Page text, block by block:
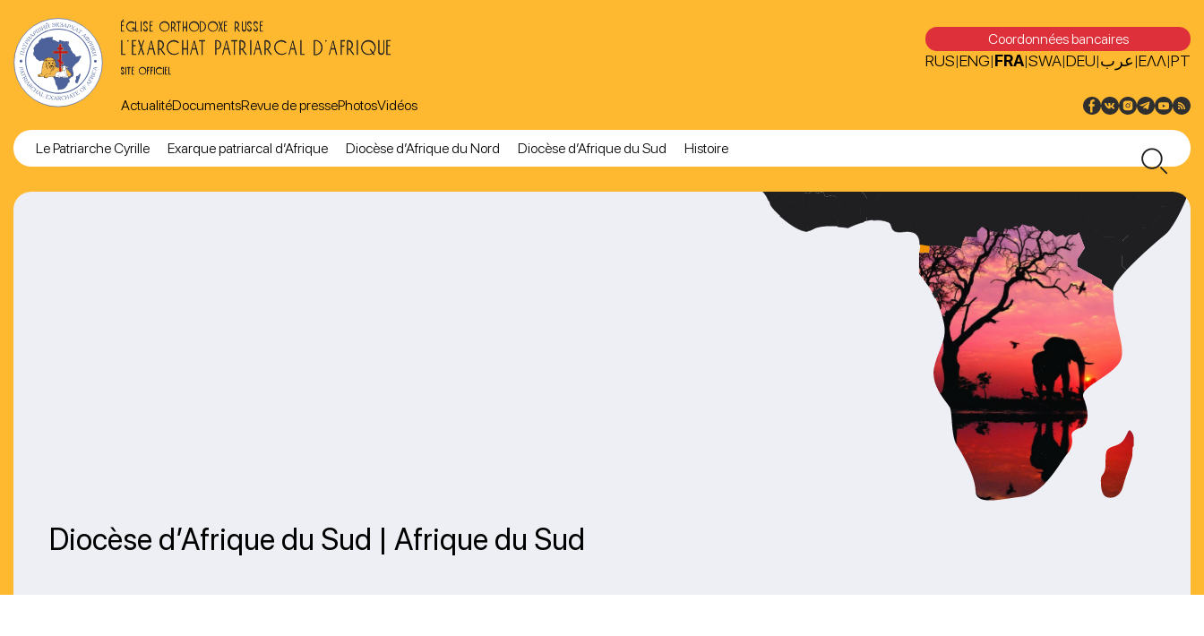
ÉGLISE ORTHODOXE RUSSE
L’EXARCHAT PATRIARCAL D’AFRIQUE
SITE OFFICIEL
Coordonnées bancaires
RUS|ENG|FRA|SWA|DEU|عرب|ΕΛΛ|PT
ActualitéDocumentsRevue de pressePhotosVidéos
Le Patriarche Cyrille Exarque patriarcal d’Afrique Diocèse d’Afrique du Nord Diocèse d’Afrique du Sud Histoire
Diocèse d’Afrique du Sud | Afrique du Sud